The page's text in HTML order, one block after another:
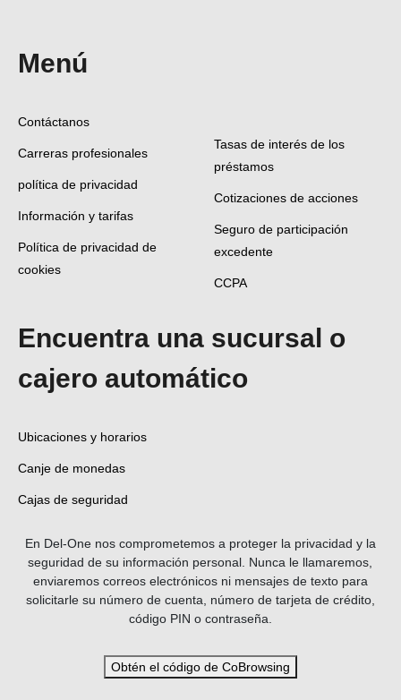
Menú
Contáctanos
Carreras profesionales
política de privacidad
Información y tarifas
Política de privacidad de
cookies
Tasas de interés de los
préstamos
Cotizaciones de acciones
Seguro de participación
excedente
CCPA
Encuentra una sucursal o
cajero automático
Ubicaciones y horarios
Canje de monedas
Cajas de seguridad
En Del-One nos comprometemos a proteger la privacidad y la
seguridad de su información personal. Nunca le llamaremos,
enviaremos correos electrónicos ni mensajes de texto para
solicitarle su número de cuenta, número de tarjeta de crédito,
código PIN o contraseña.
Obtén el código de CoBrowsing